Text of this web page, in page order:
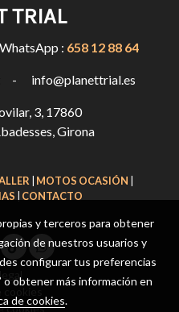
TRIAL
: 658 12 88 64
- info@planettrial.es
3, 17860
Girona
MOTOS OCASIÓN
CONTACTO
cookies
cookies
y terceros para obtener
de nuestros usuarios y
configurar tus preferencias
obtener más información en
de cookies.